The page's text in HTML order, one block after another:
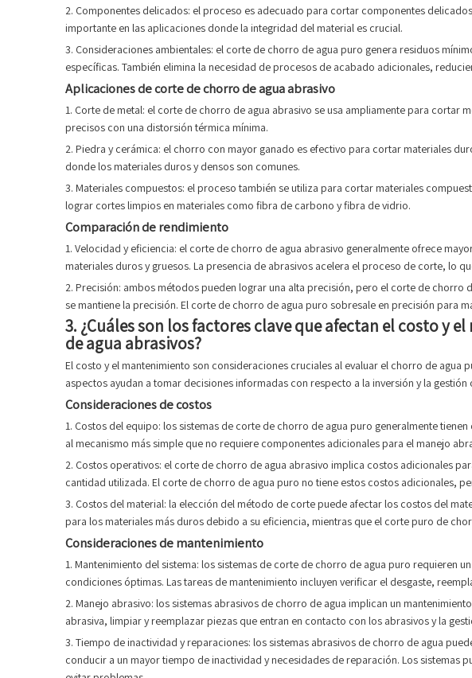
2. Componentes delicados: el proceso es adecuado para cortar componentes
importante en las aplicaciones donde la integridad del material es crucial.
3. Consideraciones ambientales: el corte de chorro de agua puro genera residuos
específicas. También elimina la necesidad de procesos de acabado adicionales,
Aplicaciones de corte de chorro de agua abrasivo
1. Corte de metal: el corte de chorro de agua abrasivo se usa ampliamente para cortar
precisos con una distorsión térmica mínima.
2. Piedra y cerámica: el chorro con mayor ganado es efectivo para cortar materiales
donde los materiales duros y densos son comunes.
3. Materiales compuestos: el proceso también se utiliza para cortar materiales
lograr cortes limpios en materiales como fibra de carbono y fibra de vidrio.
Comparación de rendimiento
1. Velocidad y eficiencia: el corte de chorro de agua abrasivo generalmente ofrece
materiales duros y gruesos. La presencia de abrasivos acelera el proceso de corte, lo
2. Precisión: ambos métodos pueden lograr una alta precisión, pero el corte de
se mantiene la precisión. El corte de chorro de agua puro sobresale en precisión para
3. ¿Cuáles son los factores clave que afectan el costo y
de agua abrasivos?
El costo y el mantenimiento son consideraciones cruciales al evaluar el chorro de agua
aspectos ayudan a tomar decisiones informadas con respecto a la inversión y la gestión
Consideraciones de costos
1. Costos del equipo: los sistemas de corte de chorro de agua puro generalmente
al mecanismo más simple que no requiere componentes adicionales para el manejo
2. Costos operativos: el corte de chorro de agua abrasivo implica costos adicionales
cantidad utilizada. El corte de chorro de agua puro no tiene estos costos adicionales,
3. Costos del material: la elección del método de corte puede afectar los costos del
para los materiales más duros debido a su eficiencia, mientras que el corte puro de
Consideraciones de mantenimiento
1. Mantenimiento del sistema: los sistemas de corte de chorro de agua puro requieren
condiciones óptimas. Las tareas de mantenimiento incluyen verificar el desgaste,
2. Manejo abrasivo: los sistemas abrasivos de chorro de agua implican un
abrasiva, limpiar y reemplazar piezas que entran en contacto con los abrasivos y la
3. Tiempo de inactividad y reparaciones: los sistemas abrasivos de chorro de agua
conducir a un mayor tiempo de inactividad y necesidades de reparación. Los sistemas